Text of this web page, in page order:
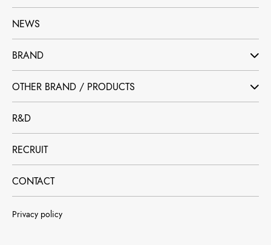
NEWS
BRAND
OTHER BRAND / PRODUCTS
R&D
RECRUIT
CONTACT
Privacy policy